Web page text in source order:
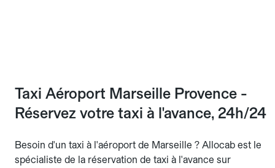
Taxi Aéroport Marseille Provence -
Réservez votre taxi à l'avance, 24h/24
Besoin d'un taxi à l'aéroport de Marseille ? Allocab est le
spécialiste de la réservation de taxi à l'avance sur